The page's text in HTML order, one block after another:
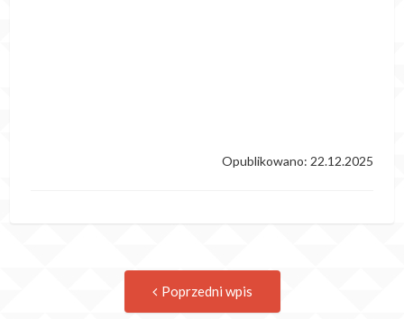
Opublikowano: 22.12.2025
Poprzedni wpis